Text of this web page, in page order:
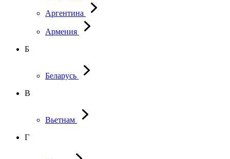
Аргентина
Армения
Б
Беларусь
В
Вьетнам
Г